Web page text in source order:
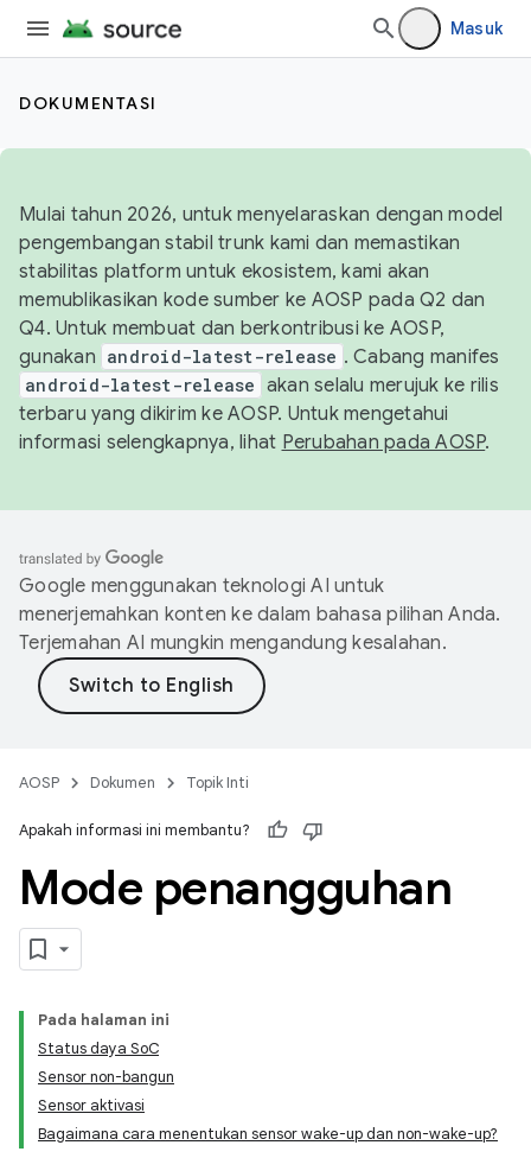
Masuk
DOKUMENTASI
Mulai tahun 2026, untuk menyelaraskan dengan model
pengembangan stabil trunk kami dan memastikan
stabilitas platform untuk ekosistem, kami akan
memublikasikan kode sumber ke AOSP pada Q2 dan
Q4. Untuk membuat dan berkontribusi ke AOSP,
gunakan android-latest-release . Cabang manifes
android-latest-release akan selalu merujuk ke rilis
terbaru yang dikirim ke AOSP. Untuk mengetahui
informasi selengkapnya, lihat Perubahan pada AOSP.
Google menggunakan teknologi AI untuk
menerjemahkan konten ke dalam bahasa pilihan Anda.
Terjemahan AI mungkin mengandung kesalahan.
AOSP Dokumen Topik Inti
Apakah informasi ini membantu?
Mode penangguhan
Pada halaman ini
Status daya SoC
Sensor non-bangun
Sensor aktivasi
Bagaimana cara menentukan sensor wake-up dan non-wake-up?